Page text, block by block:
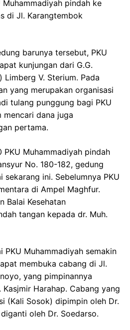
Muhammadiyah pindah ke
di Jl. Karangtembok
barunya tersebut, PKU
kunjungan dari G.G.
Limberg V. Sterium. Pada
yang merupakan organisasi
tulang punggung bagi PKU
mencari dana juga
pertama.
PKU Muhammadiyah pindah
No. 180-182, gedung
ini. Sebelumnya PKU
di Ampel Maghfur.
Balai Kesehatan
tangan kepada dr. Muh.
PKU Muhammadiyah semakin
membuka cabang di Jl.
yang pimpinannya
Harahap. Cabang yang
(Kali Sosok) dipimpin oleh Dr.
oleh Dr. Soedarso.